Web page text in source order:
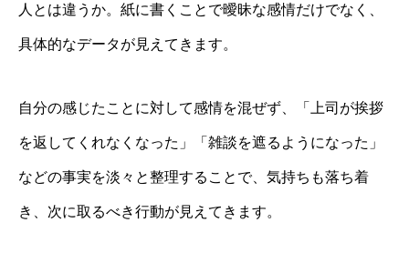
人とは違うか。紙に書くことで曖昧な感情だけでなく、
具体的なデータが見えてきます。
自分の感じたことに対して感情を混ぜず、「上司が挨拶
を返してくれなくなった」「雑談を遮るようになった」
などの事実を淡々と整理することで、気持ちも落ち着
き、次に取るべき行動が見えてきます。